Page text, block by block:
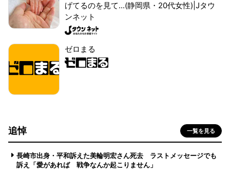
げてるのを見て...(静岡県・20代女性)|Jタウ
ンネット
ゼロまる
追悼 一覧を見る
長崎市出身・平和訴えた美輪明宏さん死去 ラストメッセージでも
訴え「愛があれば 戦争なんか起こりません」